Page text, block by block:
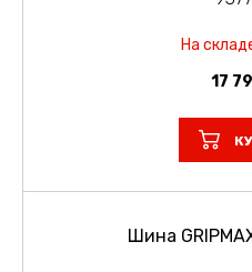
На
17
Шина